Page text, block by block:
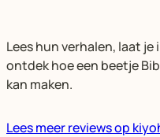
Lees hun verhalen, laat
ontdek hoe een beetje
kan maken.
Lees meer reviews op